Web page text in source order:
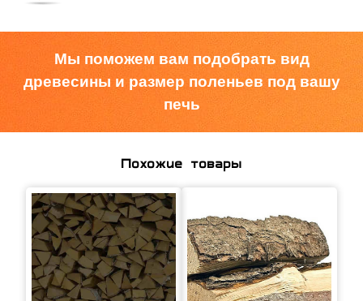
Мы поможем вам подобрать вид
древесины и размер поленьев под вашу
печь
Похожие товары